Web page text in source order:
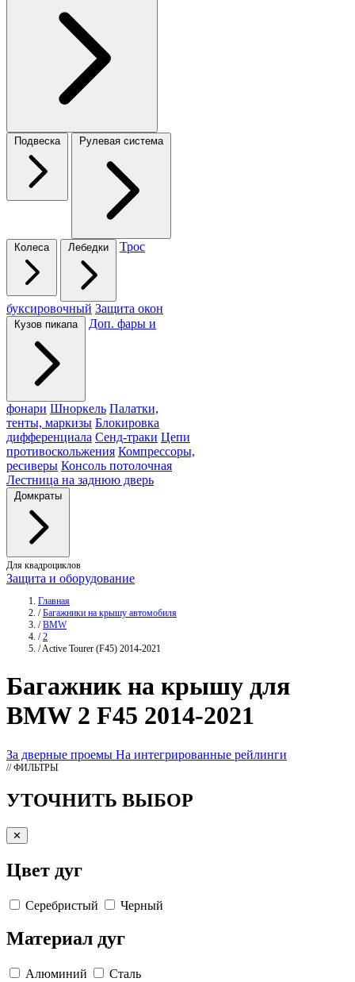
Подвеска Рулевая система
Колеса Лебедки Трос
буксировочный Защита окон
Кузов пикапа Доп. фары и
фонари Шноркель Палатки,
тенты, маркизы Блокировка
дифференциала Сенд-траки Цепи
противоскольжения Компрессоры,
ресиверы Консоль потолочная
Лестница на заднюю дверь
Домкраты
Для квадроциклов
Защита и оборудование
Главная
/ Багажники на крышу автомобиля
/ BMW
/ 2
/Active Tourer (F45) 2014-2021
Багажникна крышу для
BMW 2 F45 2014-2021
За дверные проемы На интегрированные рейлинги
// ФИЛЬТРЫ
УТОЧНИТЬ ВЫБОР
✕
Цвет дуг
Серебристый Черный
Материал дуг
Алюминий Сталь